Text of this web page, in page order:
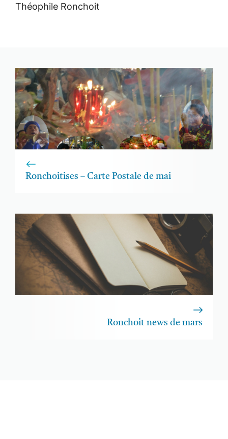
Théophile Ronchoit
Ronchoitises – Carte Postale de mai
Ronchoit news de mars